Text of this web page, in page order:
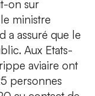
on sur
ministre
a assuré que le
Aux Etats-
aviaire ont
personnes